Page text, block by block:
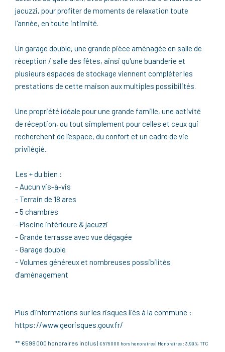
jacuzzi, pour profiter de moments de relaxation toute
l'année, en toute intimité.
Un garage double, une grande pièce aménagée en salle de
réception / salle des fêtes, ainsi qu'une buanderie et
plusieurs espaces de stockage viennent compléter les
prestations de cette maison aux multiples possibilités.
Une propriété idéale pour une grande famille, une activité
de réception, ou tout simplement pour celles et ceux qui
recherchent de l'espace, du confort et un cadre de vie
privilégié.
Les + du bien :
- Aucun vis-à-vis
- Terrain de 18 ares
- 5 chambres
- Piscine intérieure & jacuzzi
- Grande terrasse avec vue dégagée
- Garage double
- Volumes généreux et nombreuses possibilités
d'aménagement
Plus d'informations sur les risques liés à la commune :
https://www.georisques.gouv.fr/
** €599 000 honoraires inclus | €576 000 hors honoraires| Honoraires : 3.99% TTC